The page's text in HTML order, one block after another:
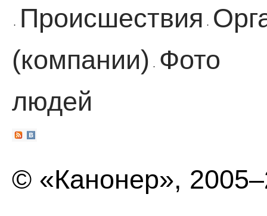
· Происшествия ·
(компании)
·
Фото
людей
© «Канонер»,